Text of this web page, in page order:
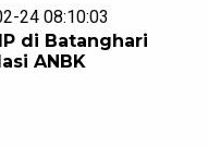
24 08:10:03
di Batanghari
ANBK